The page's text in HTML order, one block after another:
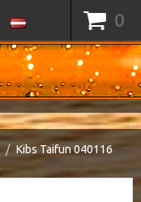
0
Kibs Taifun 040116